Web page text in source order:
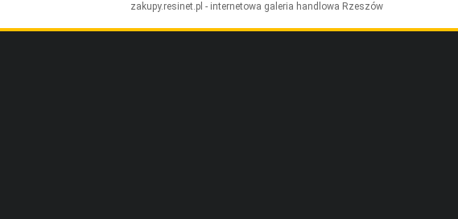
zakupy.resinet.pl - internetowa galeria handlowa Rzeszów